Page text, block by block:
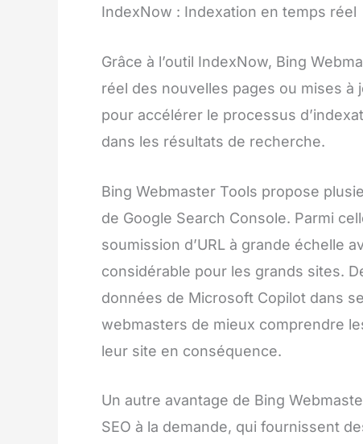
IndexNow : Indexation en temps réel
Grâce à l’outil IndexNow, Bing
réel des nouvelles pages ou mises
pour accélérer le processus
dans les résultats de recherche.
Bing Webmaster Tools propose
de Google Search Console. Parmi
soumission d’URL à grande échelle
considérable pour les grands sites.
données de Microsoft Copilot dans
webmasters de mieux comprendre
leur site en conséquence.
Un autre avantage de Bing
SEO à la demande, qui fournissent